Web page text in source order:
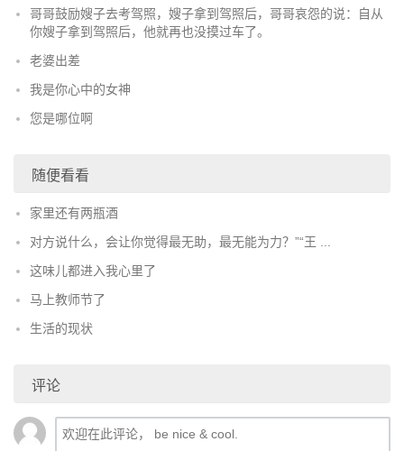
哥哥鼓励嫂子去考驾照，嫂子拿到驾照后，哥哥哀怨的说：自从
你嫂子拿到驾照后，他就再也没摸过车了。
老婆出差
我是你心中的女神
您是哪位啊
随便看看
家里还有两瓶酒
对方说什么，会让你觉得最无助，最无能为力？”“王 ...
这味儿都进入我心里了
马上教师节了
生活的现状
评论